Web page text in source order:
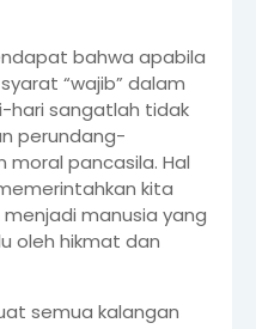
bahwa apabila
“wajib” dalam
hari sangatlah tidak
perundang-
pancasila. Hal
kita
manusia yang
oleh hikmat dan
semua kalangan